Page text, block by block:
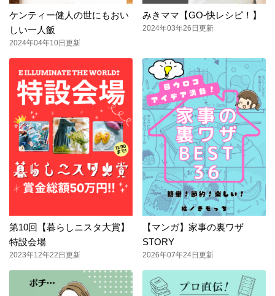
ケンティー健人の世にもおい
しい一人飯
2024年04年10日更新
みきママ【GO-快レシピ！】
2024年03年26日更新
第10回【暮らしニスタ大賞】
特設会場
2023年12年22日更新
【マンガ】家事の裏ワザ
STORY
2026年07年24日更新